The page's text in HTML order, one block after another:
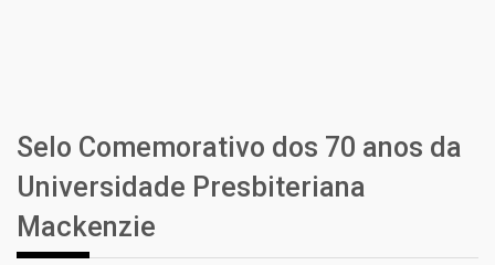
Selo Comemorativo dos 70 anos da
Universidade Presbiteriana
Mackenzie